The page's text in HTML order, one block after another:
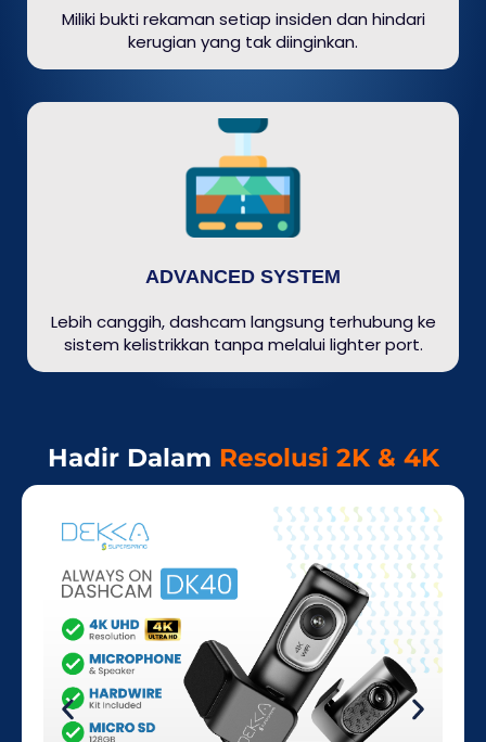
Miliki bukti rekaman setiap insiden dan hindari
kerugian yang tak diinginkan.
ADVANCED SYSTEM
Lebih canggih, dashcam langsung terhubung ke
sistem kelistrikkan tanpa melalui lighter port.
Hadir Dalam Resolusi 2K & 4K